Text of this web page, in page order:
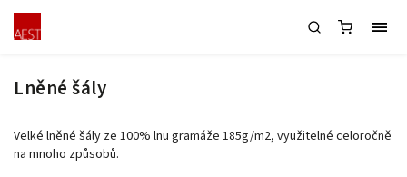
Lněné šály
Velké lněné šály ze 100% lnu gramáže 185g/m2, využitelné celoročně
na mnoho způsobů.